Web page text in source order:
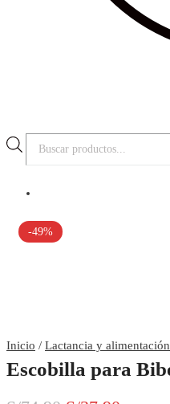
-49%
Inicio / Lactancia y alimentación
Escobilla para